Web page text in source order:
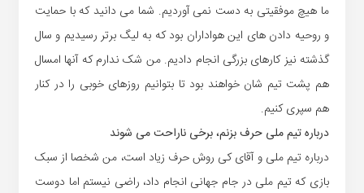
ما هیچ موفقیتی به دست نمی آوردیم. شما می دانید که با حمایت
و روحیه دادن های این هواداران بود که به لیگ برتر رسیدیم و سال
گذشته نیز کارهای بزرگی انجام دادیم. من شک ندارم که آنها امسال
هم پشت تیم شان خواهند بود تا بتوانیم روزهای خوبی را در کنار
هم سپری کنیم.
درباره تیم ملی حرف بزنم، برخی ناراحت می شوند
درباره تیم ملی و آقای کی روش حرف زیاد است، من شخصا از سبک
بازی که تیم ملی در جام جهانی انجام داد، راضی نیستم اما دوست